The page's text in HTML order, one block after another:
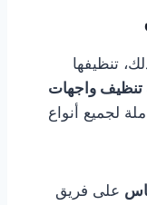
تنظيفها
واجهات
لجميع أنواع
على فريق